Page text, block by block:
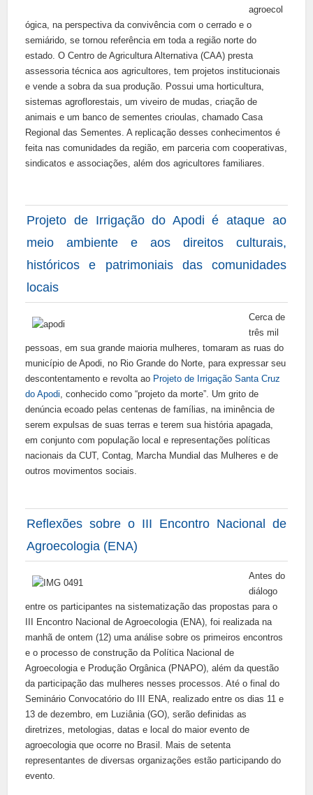
agroecol
ógica, na perspectiva da convivência com o cerrado e o
semiárido, se tornou referência em toda a região norte do
estado. O Centro de Agricultura Alternativa (CAA) presta
assessoria técnica aos agricultores, tem projetos institucionais
e vende a sobra da sua produção. Possui uma horticultura,
sistemas agroflorestais, um viveiro de mudas, criação de
animais e um banco de sementes crioulas, chamado Casa
Regional das Sementes. A replicação desses conhecimentos é
feita nas comunidades da região, em parceria com cooperativas,
sindicatos e associações, além dos agricultores familiares.
Projeto de Irrigação do Apodi é ataque ao
meio ambiente e aos direitos culturais,
históricos e patrimoniais das comunidades
locais
Cerca de
três mil
pessoas, em sua grande maioria mulheres, tomaram as ruas do
município de Apodi, no Rio Grande do Norte, para expressar seu
descontentamento e revolta ao Projeto de Irrigação Santa Cruz
do Apodi, conhecido como “projeto da morte”. Um grito de
denúncia ecoado pelas centenas de famílias, na iminência de
serem expulsas de suas terras e terem sua história apagada,
em conjunto com população local e representações políticas
nacionais da CUT, Contag, Marcha Mundial das Mulheres e de
outros movimentos sociais.
Reflexões sobre o III Encontro Nacional de
Agroecologia (ENA)
Antes do
diálogo
entre os participantes na sistematização das propostas para o
III Encontro Nacional de Agroecologia (ENA), foi realizada na
manhã de ontem (12) uma análise sobre os primeiros encontros
e o processo de construção da Política Nacional de
Agroecologia e Produção Orgânica (PNAPO), além da questão
da participação das mulheres nesses processos. Até o final do
Seminário Convocatório do III ENA, realizado entre os dias 11 e
13 de dezembro, em Luziânia (GO), serão definidas as
diretrizes, metologias, datas e local do maior evento de
agroecologia que ocorre no Brasil. Mais de setenta
representantes de diversas organizações estão participando do
evento.